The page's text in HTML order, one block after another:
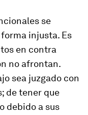
se
injusta. Es
en contra
no afrontan.
sea juzgado con
de tener que
debido a sus